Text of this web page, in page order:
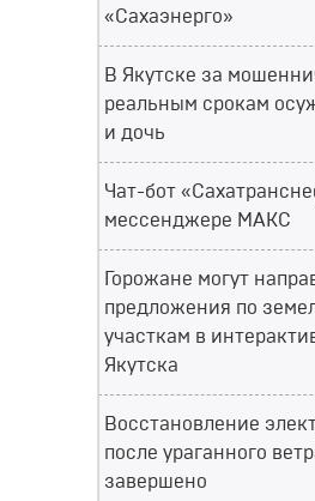
«Сахаэнерго»
В Якутске за
реальным срокам
и дочь
Чат-бот
мессенджере МАКС
Горожане могут
предложения по
участкам в
Якутска
Восстановление
после ураганного
завершено